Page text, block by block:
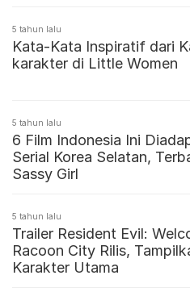
5 tahun lalu
Kata-Kata Inspiratif dari
karakter di Little Women
5 tahun lalu
6 Film Indonesia Ini
Serial Korea Selatan,
Sassy Girl
5 tahun lalu
Trailer Resident Evil:
Racoon City Rilis,
Karakter Utama